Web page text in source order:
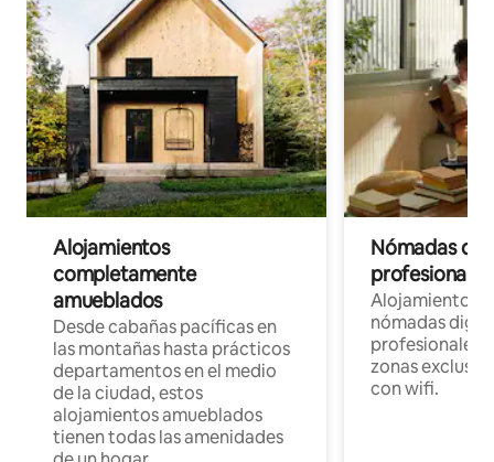
Alojamientos
completamente
amueblados
Desde cabañas pacíficas en
las montañas hasta prácticos
departamentos en el medio
de la ciudad, estos
alojamientos amueblados
tienen todas las amenidades
Nómadas
Alojamientos
nómadas
profesionales
zonas
con wifi.